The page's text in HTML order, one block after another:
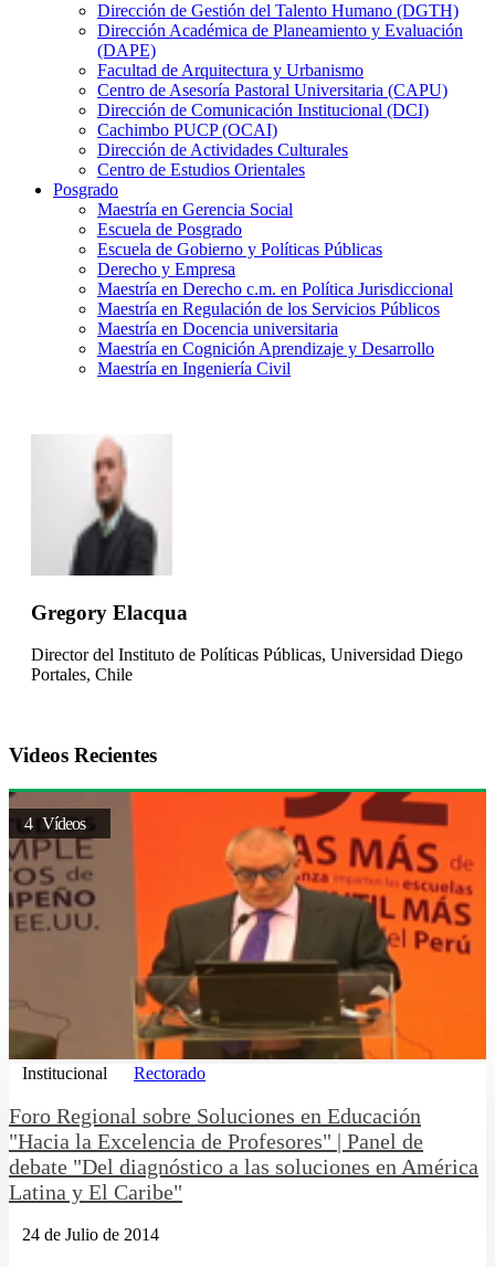
Dirección de Gestión del Talento Humano (DGTH)
Dirección Académica de Planeamiento y Evaluación
(DAPE)
Facultad de Arquitectura y Urbanismo
Centro de Asesoría Pastoral Universitaria (CAPU)
Dirección de Comunicación Institucional (DCI)
Cachimbo PUCP (OCAI)
Dirección de Actividades Culturales
Centro de Estudios Orientales
Posgrado
Maestría en Gerencia Social
Escuela de Posgrado
Escuela de Gobierno y Políticas Públicas
Derecho y Empresa
Maestría en Derecho c.m. en Política Jurisdiccional
Maestría en Regulación de los Servicios Públicos
Maestría en Docencia universitaria
Maestría en Cognición Aprendizaje y Desarrollo
Maestría en Ingeniería Civil
Gregory Elacqua
Director del Instituto de Políticas Públicas, Universidad Diego
Portales, Chile
Videos Recientes
4 Vídeos
Institucional Rectorado
Foro Regional sobre Soluciones en Educación
"Hacia la Excelencia de Profesores" | Panel de
debate "Del diagnóstico a las soluciones en América
Latina y El Caribe"
24 de Julio de 2014